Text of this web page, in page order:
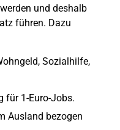
und deshalb
führen. Dazu
Sozialhilfe,
für 1-Euro-Jobs.
Ausland bezogen